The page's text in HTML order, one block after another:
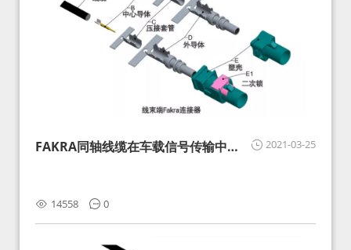
2021-03-25
FAKRA同轴线缆在车载信号传输中的
14558 0